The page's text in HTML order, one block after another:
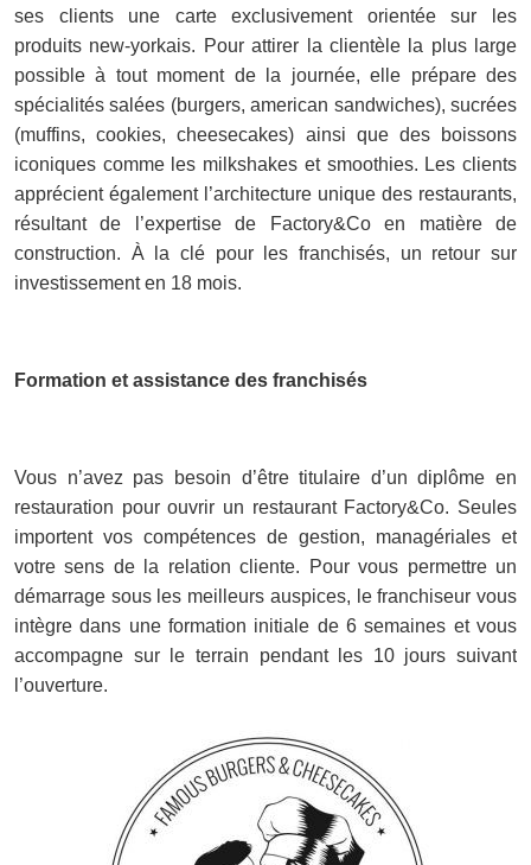
ses clients une carte exclusivement orientée sur les
produits new-yorkais. Pour attirer la clientèle la plus large
possible à tout moment de la journée, elle prépare des
spécialités salées (burgers, american sandwiches), sucrées
(muffins, cookies, cheesecakes) ainsi que des boissons
iconiques comme les milkshakes et smoothies. Les clients
apprécient également l’architecture unique des restaurants,
résultant de l’expertise de Factory&Co en matière de
construction. À la clé pour les franchisés, un retour sur
investissement en 18 mois.
Formation et assistance des franchisés
Vous n’avez pas besoin d’être titulaire d’un diplôme en
restauration pour ouvrir un restaurant Factory&Co. Seules
importent vos compétences de gestion, managériales et
votre sens de la relation cliente. Pour vous permettre un
démarrage sous les meilleurs auspices, le franchiseur vous
intègre dans une formation initiale de 6 semaines et vous
accompagne sur le terrain pendant les 10 jours suivant
l’ouverture.